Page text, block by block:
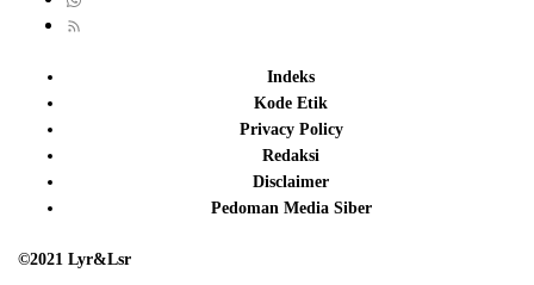
Indeks
Kode Etik
Privacy Policy
Redaksi
Disclaimer
Pedoman Media Siber
©2021 Lyr&Lsr